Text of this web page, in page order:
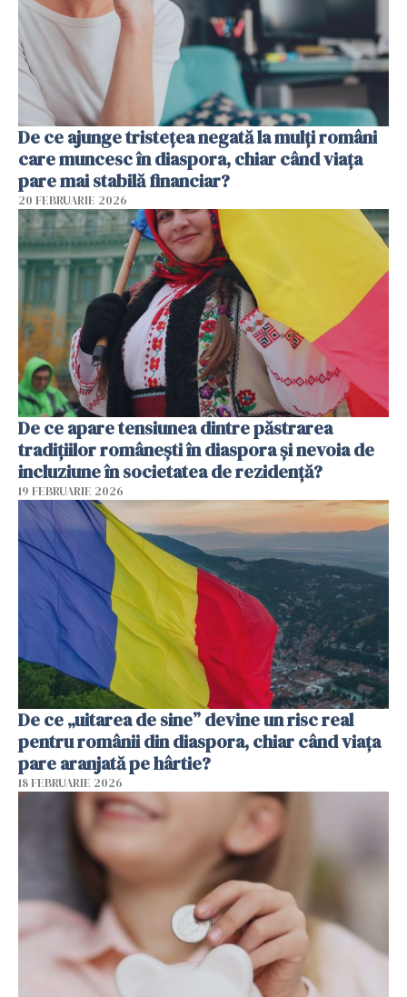
De ce ajunge tristețea negată la mulți români
care muncesc în diaspora, chiar când viața
pare mai stabilă financiar?
20 FEBRUARIE 2026
De ce apare tensiunea dintre păstrarea
tradițiilor românești în diaspora și nevoia de
incluziune în societatea de rezidență?
19 FEBRUARIE 2026
De ce „uitarea de sine” devine un risc real
pentru românii din diaspora, chiar când viața
pare aranjată pe hârtie?
18 FEBRUARIE 2026